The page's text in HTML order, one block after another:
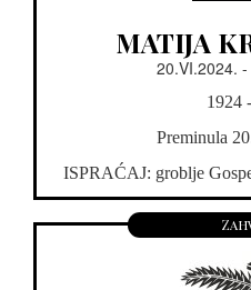
MATIJA
20.VI.2024.
1924
Preminula
ISPRAĆAJ: groblje